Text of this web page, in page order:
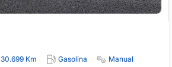
30.699 Km Gasolina
Manual